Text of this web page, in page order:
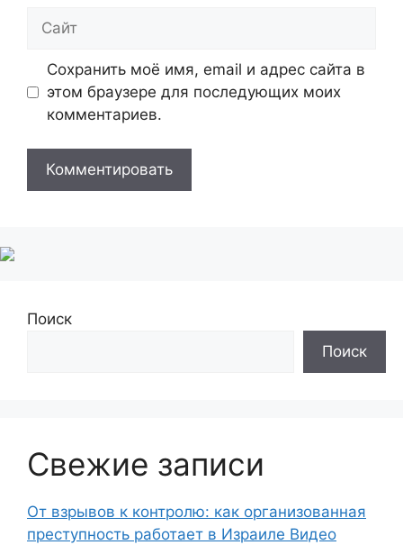
Сохранить моё имя, email и адрес сайта в
этом браузере для последующих моих
комментариев.
Поиск
Поиск
Свежие записи
От взрывов к контролю: как организованная
преступность работает в Израиле Видео